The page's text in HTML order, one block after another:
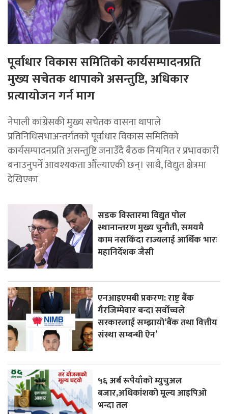
पूर्वाधार विकास समितिको कार्यसम्पादनप्रति
मुख्य सचेतक थापाको असन्तुष्टि, अधिकार
प्रत्यायोजन गर्न माग
नेपाली कांग्रेसकी मुख्य सचेतक वासना थापाले
प्रतिनिधिसभाअन्तर्गतको पूर्वाधार विकास समितिको
कार्यसम्पादनप्रति असन्तुष्टि जनाउँदै बैठक नियमित र प्रभावकारी
बनाउनुपर्ने आवश्यकता औँल्याएकी छन्। साथै, विद्युत क्षेत्रमा
देखिएका
सडक विस्तारमा विद्युत पोल
स्थानान्तरण मुख्य चुनौती, समयमै
काम नसकिँदा राज्यलाई आर्थिक भारः
महानिर्देशक जैसी
एनआइएमबी प्रकरण: राष्ट्र बैंक
गैरजिम्मेवार बन्दा सर्वोच्चले
सरकारलाई सम्झायो‘बैंक तथा वित्तीय
संस्था सम्बन्धी ऐन’
५६ अर्ब रूपैयाँकाे म्युचुअल
बजार,अधिकांशको मूल्य आइपिओ
भन्दा तल